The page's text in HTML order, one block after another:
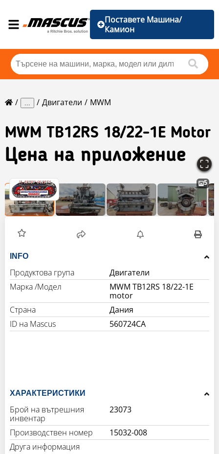
Поставете Машина/
Камион
... Двигатели MWM
MWM TB12RS 18/22-1E Motor
Цена на приложение
5
INFO
Продуктова група
Двигатели
Марка /Модел
MWM TB12RS 18/22-1E
motor
Страна
Дания
560724CA
ХАРАКТЕРИСТИКИ
Брой на вътрешния
инвентар
23073
Производствен номер
15032-008
Друга информация